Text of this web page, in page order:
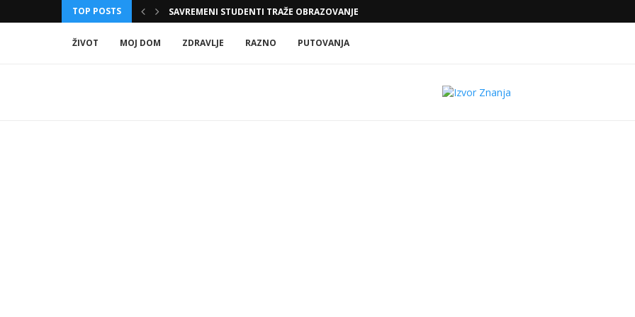
TOP POSTS
KAKO IH MOŽETE... SAVREMENI STUDENTI TRAŽE OBRAZOVANJE KOJE VODI KA KONKRETNIM...
ŽIVOT MOJ DOM ZDRAVLJE RAZNO PUTOVANJA